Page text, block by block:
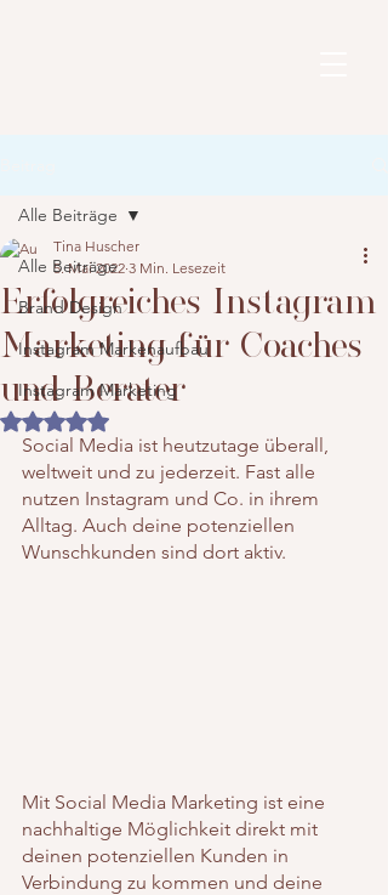
Alle Beiträge
Brand Design
Instagram Markenaufbau
Instagram Marketing
Alle Beiträge
Erfolgreiches Instagram
Marketing für Coaches
und Berater
Tina Huscher
5. Mai 2022 3 Min. Lesezeit
Mit NaN von 5 Sternen bewertet.
Social Media ist heutzutage überall,
weltweit und zu jederzeit. Fast alle
nutzen Instagram und Co. in ihrem
Alltag. Auch deine potenziellen
Wunschkunden sind dort aktiv.
Mit Social Media Marketing ist eine
nachhaltige Möglichkeit direkt mit
deinen potenziellen Kunden in
Verbindung zu kommen und deine